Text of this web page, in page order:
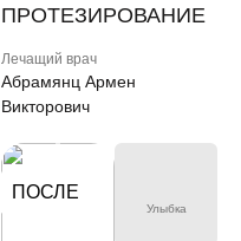
ПРОТЕЗИРОВАНИЕ
Лечащий врач
Абрамянц Армен
Викторович
ДО
ПОСЛЕ
Улыбка